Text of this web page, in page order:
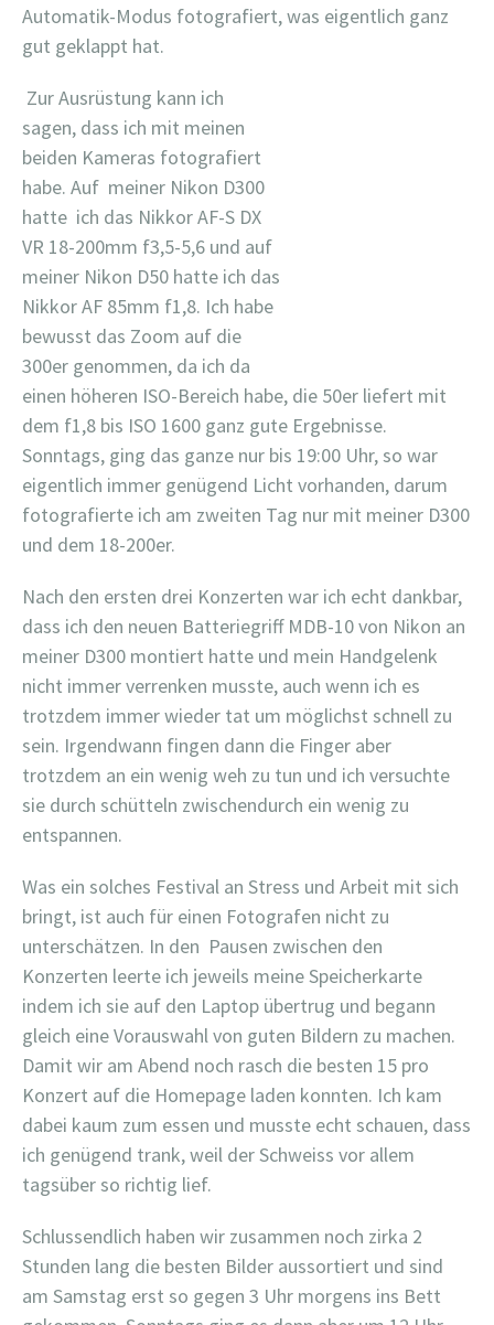
Automatik-Modus fotografiert, was eigentlich ganz
gut geklappt hat.
Zur Ausrüstung kann ich
sagen, dass ich mit meinen
beiden Kameras fotografiert
habe. Auf meiner Nikon D300
hatte ich das Nikkor AF-S DX
VR 18-200mm f3,5-5,6 und auf
meiner Nikon D50 hatte ich das
Nikkor AF 85mm f1,8. Ich habe
bewusst das Zoom auf die
300er genommen, da ich da
einen höheren ISO-Bereich habe, die 50er liefert mit
dem f1,8 bis ISO 1600 ganz gute Ergebnisse.
Sonntags, ging das ganze nur bis 19:00 Uhr, so war
eigentlich immer genügend Licht vorhanden, darum
fotografierte ich am zweiten Tag nur mit meiner D300
und dem 18-200er.
Nach den ersten drei Konzerten war ich echt dankbar,
dass ich den neuen Batteriegriff MDB-10 von Nikon an
meiner D300 montiert hatte und mein Handgelenk
nicht immer verrenken musste, auch wenn ich es
trotzdem immer wieder tat um möglichst schnell zu
sein. Irgendwann fingen dann die Finger aber
trotzdem an ein wenig weh zu tun und ich versuchte
sie durch schütteln zwischendurch ein wenig zu
entspannen.
Was ein solches Festival an Stress und Arbeit mit sich
bringt, ist auch für einen Fotografen nicht zu
unterschätzen. In den Pausen zwischen den
Konzerten leerte ich jeweils meine Speicherkarte
indem ich sie auf den Laptop übertrug und begann
gleich eine Vorauswahl von guten Bildern zu machen.
Damit wir am Abend noch rasch die besten 15 pro
Konzert auf die Homepage laden konnten. Ich kam
dabei kaum zum essen und musste echt schauen, dass
ich genügend trank, weil der Schweiss vor allem
tagsüber so richtig lief.
Schlussendlich haben wir zusammen noch zirka 2
Stunden lang die besten Bilder aussortiert und sind
am Samstag erst so gegen 3 Uhr morgens ins Bett